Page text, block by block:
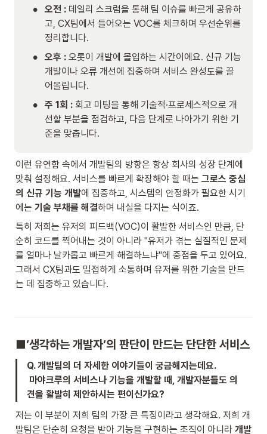
• 오전 : 데일리 스크럼을 통해 팀 이슈를 빠르게 공유하
고, CX팀에서 들어오는 VOC를 체크하며 우선순위를
정리합니다.
• 오후 : 오롯이 개발에 몰입하는 시간이에요. 신규 기능
개발이나 오류 개선에 집중하며 서비스 완성도를 끌
어올립니다.
• 주 1회 : 회고 미팅을 통해 기술적·프로세스적으로 개
선할 부분을 점검하고, 다음 단계로 나아가기 위한 기
준을 맞춥니다.
이런 유연함 속에서 개발팀의 방향은 항상 회사의 성장 단계에
맞춰 설정해요. 서비스를 빠르게 확장해야 할 때는 그로스 중심
의 신규 기능 개발에 집중하고, 시스템의 안정화가 필요한 시기
에는 기술 부채를 해결하며 내실을 다지는 식이죠.
특히 저희는 유저의 피드백(VOC)이 활발한 서비스인 만큼, 단
순히 코드를 찍어내는 것이 아니라 "유저가 겪는 실질적인 문제
를 얼마나 날카롭고 빠르게 해결하느냐"에 중점을 두고 있어요.
그래서 CX팀과도 밀접하게 소통하며 유저를 위한 기술을 만드
는 데 집중하고 있습니다.
■’생각하는 개발자’의 판단이 만드는 단단한 서비스
Q. 개발팀의 더 자세한 이야기들이 궁금해지는데요.
견을 활발히 제안하시는 편이신가요?
저는 이 부분이 저희 팀의 가장 큰 특징이라고 생각해요. 저희 개
발팀은 단순히 요청을 받아 기능을 구현하는 조직이 아니라 개발